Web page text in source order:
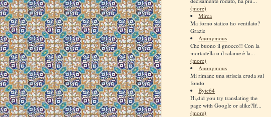
(more)
Mirca
Ma forno statico ho ventilato?
Grazie
Anonymous
Che buono il gnocco!! Con la
mortadella o il salame è la...
(more)
Anonymous
Mi rimane una striscia cruda sul
fondo
Byte64
Hi,did you try translating the
page with Google or alike?If...
(more)